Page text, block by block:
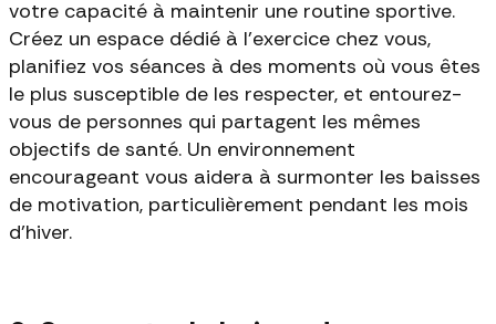
votre capacité à maintenir une routine sportive.
Créez un espace dédié à l'exercice chez vous,
planifiez vos séances à des moments où vous êtes
le plus susceptible de les respecter, et entourez-
vous de personnes qui partagent les mêmes
objectifs de santé. Un environnement
encourageant vous aidera à surmonter les baisses
de motivation, particulièrement pendant les mois
d'hiver.